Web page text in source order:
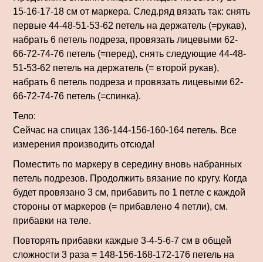
15-16-17-18 см от маркера. След.ряд вязать так: снять
первые 44-48-51-53-62 петель на держатель (=рукав),
набрать 6 петель подреза, провязать лицевыми 62-
66-72-74-76 петель (=перед), снять следующие 44-48-
51-53-62 петель на держатель (= второй рукав),
набрать 6 петель подреза и провязать лицевыми 62-
66-72-74-76 петель (=спинка).
Тело:
Сейчас на спицах 136-144-156-160-164 петель. Все
измерения производить отсюда!
Поместить по маркеру в середину вновь набранных
петель подрезов. Продолжить вязание по кругу. Когда
будет провязано 3 см, прибавить по 1 петле с каждой
стороны от маркеров (= прибавлено 4 петли), см.
прибавки на теле.
Повторять прибавки каждые 3-4-5-6-7 см в общей
сложности 3 раза = 148-156-168-172-176 петель на